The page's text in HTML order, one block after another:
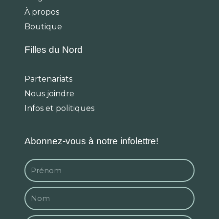
À propos
Boutique
Filles du Nord
Partenariats
Nous joindre
Infos et politiques
Abonnez-vous à notre infolettre!